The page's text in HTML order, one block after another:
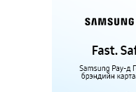
хамаарахгүй
Цэцэрлэгийн